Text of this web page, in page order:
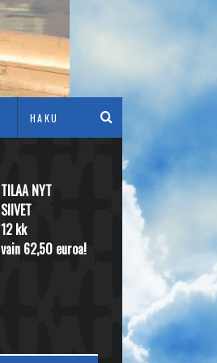
TILAA NYT
SIIVET
12 kk
vain 62,50 euroa!